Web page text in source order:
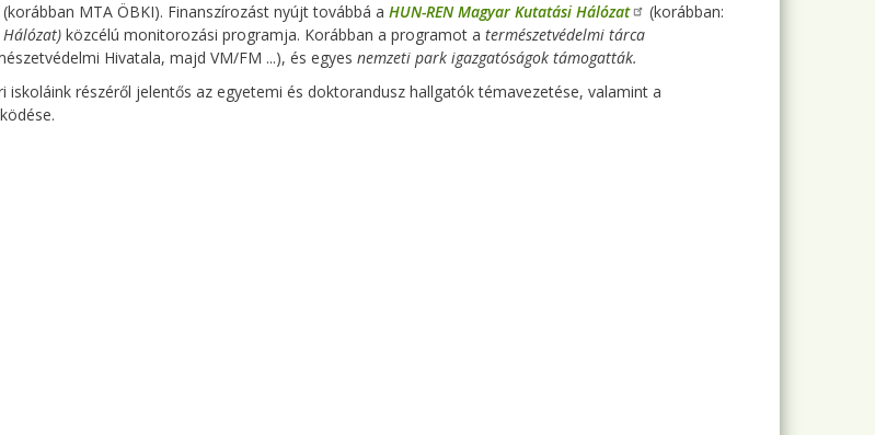
(korábban MTA ÖBKI). Finanszírozást nyújt továbbá a HUN-REN Magyar Kutatási Hálózat
(korábban:
közcélú monitorozási programja. Korábban a programot a természetvédelmi tárca
Hivatala, majd VM/FM ...), és egyes nemzeti park igazgatóságok támogatták.
iskoláink részéről jelentős az egyetemi és doktorandusz hallgatók témavezetése, valamint a